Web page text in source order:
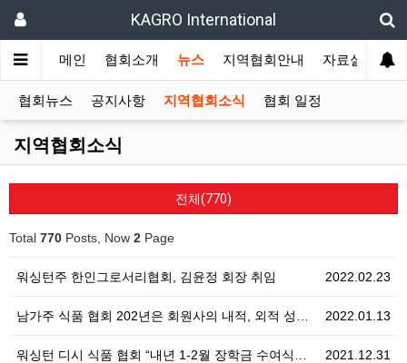
KAGRO International
메인 협회소개 뉴스 지역협회안내 자료실 겔
협회뉴스 공지사항 지역협회소식 협회 일정
지역협회소식
전체(770)
Total 770 Posts, Now 2 Page
2022.02.23
워싱턴주 한인그로서리협회, 김윤정 회장 취임
2022.01.13
남가주 식품 협회 202년은 회원사의 내적, 외적 성…
2021.12.31
워싱턴 디시 식품 협회 “내년 1-2월 장학금 수여식…